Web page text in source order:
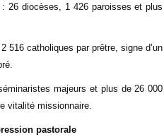
26 diocèses, 1 426 paroisses et plus
516 catholiques par prêtre, signe d’un
majeurs et plus de 26 000
vitalité missionnaire.
pastorale